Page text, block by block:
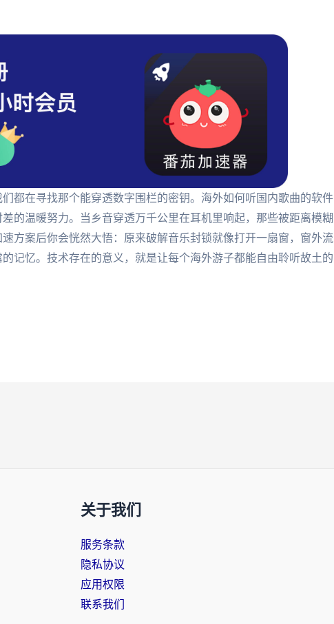
都在寻找那个能穿透数字围栏的密钥。海外如何听国内歌曲的软件
的温暖努力。当乡音穿透万千公里在耳机里响起，那些被距离模糊
方案后你会恍然大悟：原来破解音乐封锁就像打开一扇窗，窗外流
记忆。技术存在的意义，就是让每个海外游子都能自由聆听故土的
关于我们
服务条款
隐私协议
应用权限
联系我们